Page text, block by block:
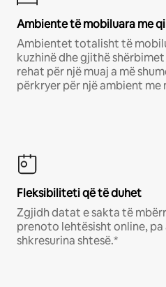
Ambiente të mobiluara me
Ambientet totalisht të
kuzhinë dhe gjithë
rehat për një muaj a më
përkryer për një ambient me
Fleksibiliteti që të duhet
Zgjidh datat e sakta të
prenoto lehtësisht online, pa
shkresurina shtesë.*